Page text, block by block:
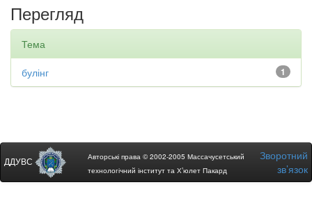
Перегляд
Тема
1
булінг
ДДУВС
Авторські права © 2002-2005 Массачусетський
технологічний інститут та Х’юлет Пакард
Зворотний
зв’язок